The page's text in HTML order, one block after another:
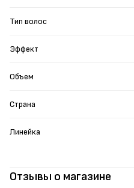
Отзывы о магазине
Тип волос
Эффект
Объем
Страна
Линейка